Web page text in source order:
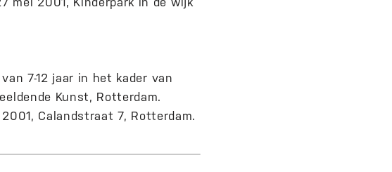
7-12 jaar in het kader van
Kunst, Rotterdam.
Calandstraat 7, Rotterdam.